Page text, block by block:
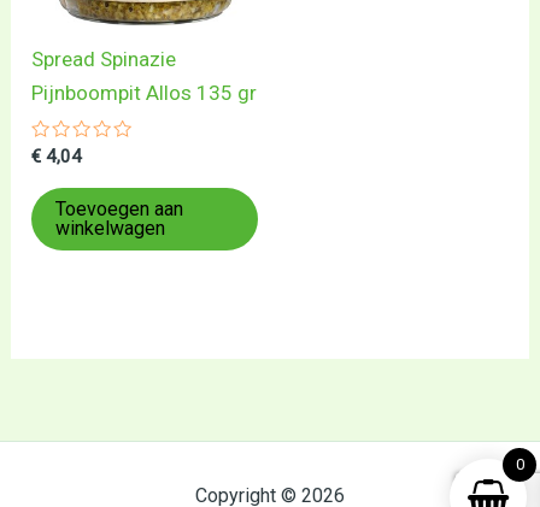
Spread Spinazie
Pijnboompit Allos 135 gr
Gewaardeerd
uit
5
€ 4,04
Toevoegen aan
winkelwagen
Copyright © 2026
0